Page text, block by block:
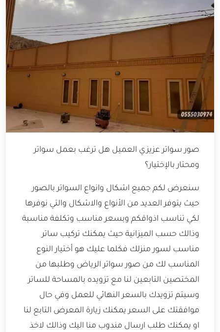
صور سواتر عزيزي العميل هل ترغب بعمل سواتر
ومحتار بالإختيار؟
سنعرض لكم جميع اشكال وانواع السواتر بالصور
حيث يتوفر العديد من الأنواع والاشكال والتي نوفرها
لكي تناسب اذواقكم وبسعر مناسب وتكلفة مناسبة
وذالك حسب الميزانية حيث يمكنك تركيب ساتر
مناسب لسور منزلك فكلما عليك هو أختيار النوع
المناسب لك من صور سواتر الرياض وطلبها من
المختصين التابعين لنا مع تزويده بالمساحة للساتر
وسيتم تزويدك بالسعر النهائي للعمل وفي حال
موافقتك على السعر يمكنك زيارة المعرض التابع لنا
او يمكنك طلب ارسال مندوب منا اليك وذالك لاخذ